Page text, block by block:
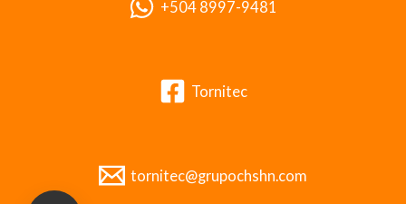
+504 8997-9481
Tornitec
tornitec@grupochshn.com